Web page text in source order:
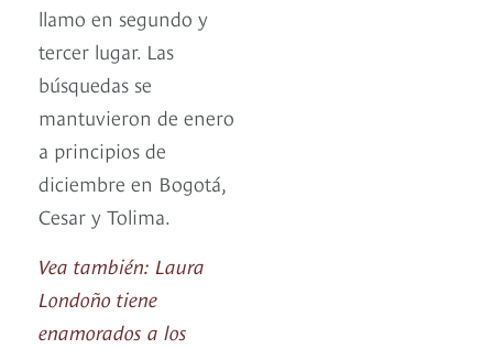
llamo en segundo y
tercer lugar. Las
búsquedas se
mantuvieron de enero
a principios de
diciembre en Bogotá,
Cesar y Tolima.
Vea también: Laura
Londoño tiene
enamorados a los